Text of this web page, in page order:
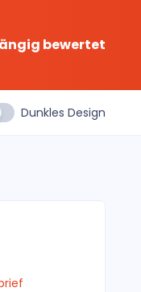
bewertet
Dunkles Design